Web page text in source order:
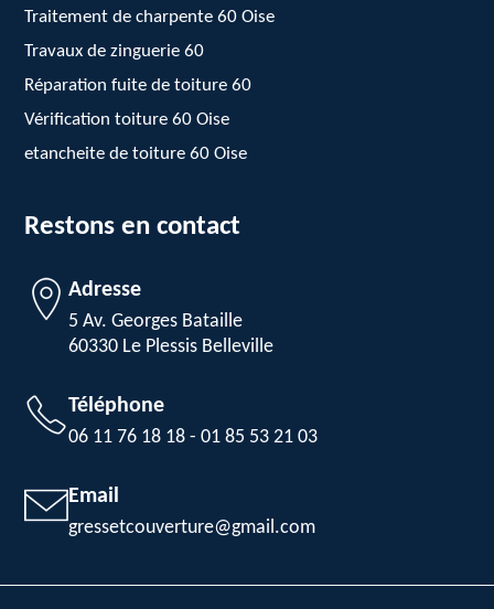
Traitement de charpente 60 Oise
Travaux de zinguerie 60
Réparation fuite de toiture 60
Vérification toiture 60 Oise
etancheite de toiture 60 Oise
Restons en contact
Adresse
5 Av. Georges Bataille
60330 Le Plessis Belleville
Téléphone
06 11 76 18 18 -01 85 53 21 03
Email
gressetcouverture@gmail.com